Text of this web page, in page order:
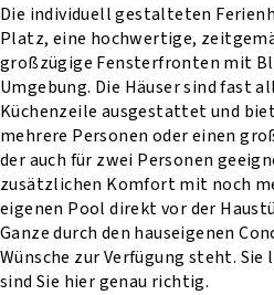
Die individuell gestalteten
Platz, eine hochwertige,
großzügige Fensterfronten mit
Umgebung. Die Häuser sind fast
Küchenzeile ausgestattet und
mehrere Personen oder einen
der auch für zwei Personen
zusätzlichen Komfort mit noch
eigenen Pool direkt vor der
Ganze durch den hauseigenen
Wünsche zur Verfügung steht.
sind Sie hier genau richtig.